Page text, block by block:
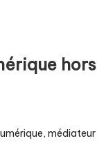
hors
, médiateur